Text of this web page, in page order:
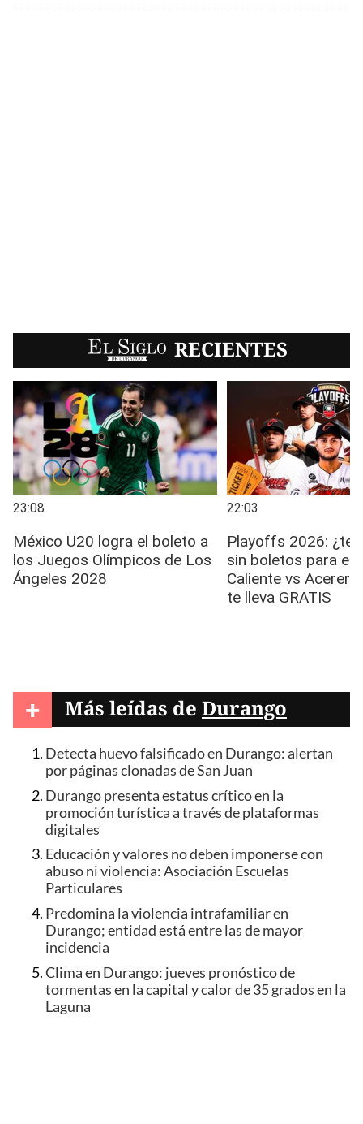
EL SIGLO RECIENTES
+ Más leídas de Durango
Detecta huevo falsificado en Durango: alertan
por páginas clonadas de San Juan
Durango presenta estatus crítico en la
promoción turística a través de plataformas
digitales
Educación y valores no deben imponerse con
abuso ni violencia: Asociación Escuelas
Particulares
Predomina la violencia intrafamiliar en
Durango; entidad está entre las de mayor
incidencia
Clima en Durango: jueves pronóstico de
tormentas en la capital y calor de 35 grados en la
Laguna